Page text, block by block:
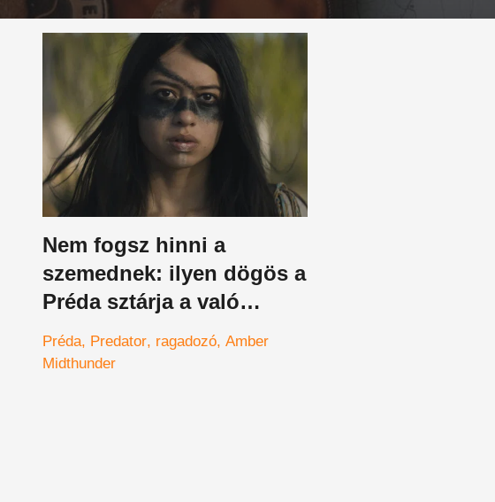
Nem fogsz hinni a
szemednek: ilyen dögös a
Préda sztárja a való
életben, amikor
éppenséggel nincs rajta
Préda Predator ragadozó Amber
Midthunder